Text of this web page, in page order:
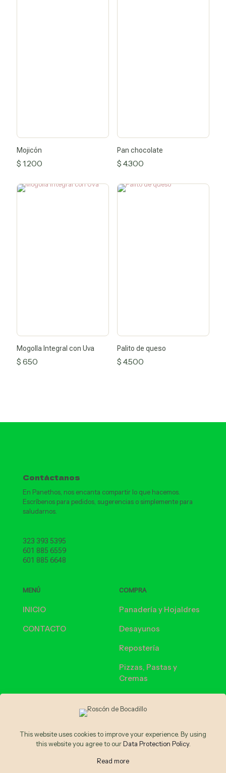
Mojicón
$ 1.200
Pan chocolate
$ 4.300
Mogolla Integral con Uva
$ 650
Palito de queso
$ 4.500
Contáctanos
En Panethos, nos encanta compartir lo que hacemos.
Escríbenos para pedidos, sugerencias o simplemente para
saludarnos.
323 393 5395
601 885 6559
601 885 6648
MENÚ
INICIO
CONTACTO
COMPRA
Panadería y Hojaldres
Desayunos
Repostería
Pizzas, Pastas y
Cremas
This website uses cookies to improve your experience. By using
this website you agree to ourData Protection Policy.
Read more